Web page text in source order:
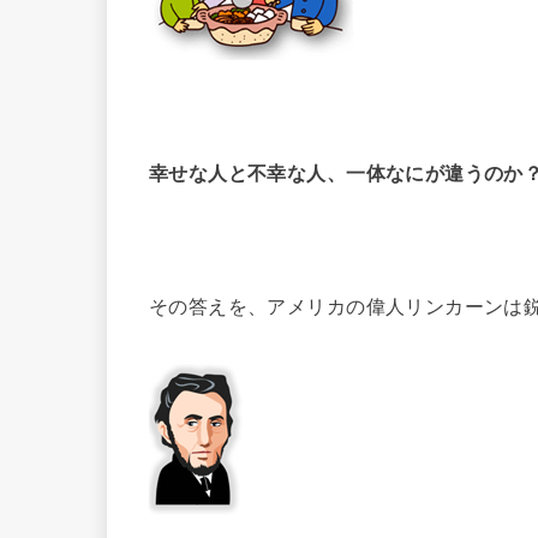
幸せな人と不幸な人、一体なにが違うのか？
その答えを、アメリカの偉人リンカーンは